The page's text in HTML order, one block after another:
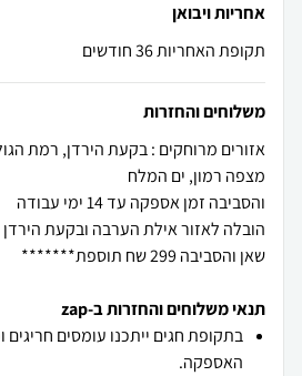
אחריות ויבואן
תקופת האחריות 36 חודשים
משלוחים והחזרות
אזורים מרוחקים : בקעת הירדן, רמת
הובלה לאזור אילת הערבה ובקעת הירדן
שאן והסביבה 299 שח תוספת*******
תנאי משלוחים והחזרות ב-zap
בתקופת חגים ייתכנו עומסים חריגים
האספקה.